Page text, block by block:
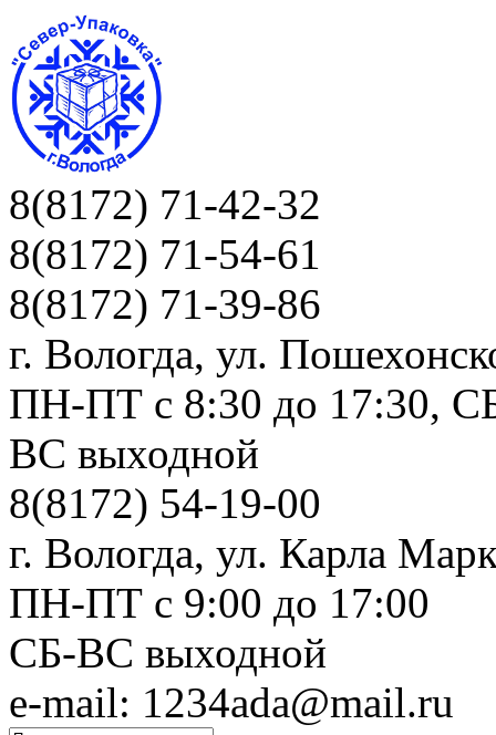
8(8172) 71-42-32
8(8172) 71-54-61
8(8172) 71-39-86
г. Вологда, ул.
ПН-ПТ c 8:30 до 17:30,
ВС выходной
8(8172) 54-19-00
г. Вологда, ул. Карла
ПН-ПТ c 9:00 до 17:00
СБ-ВС выходной
e-mail: 1234ada@mail.ru